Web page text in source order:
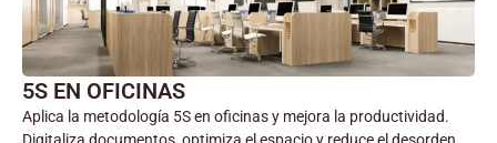
5S EN OFICINAS
Aplica la metodología 5S en oficinas y mejora la productividad.